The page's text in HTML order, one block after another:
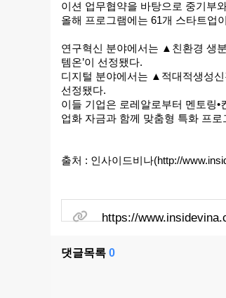
이션 업무협약을 바탕으로 중기부
올해 프로그램에는 61개 스타트업
연구혁신 분야에서는 ▲친환경 생
템온’이 선정됐다.
디지털 분야에서는 ▲적대적생성신
선정됐다.
이들 기업은 로레알로부터 멘토링
업화 자금과 함께 맞춤형 특화 프
출처 : 인사이드비나(http://
관련링크
https://
댓글목록 0